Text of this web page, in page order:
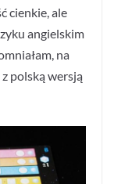
cienkie, ale
angielskim
na
polską wersją